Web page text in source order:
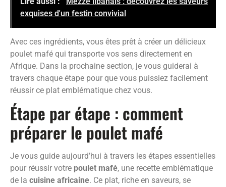
exquises d'un festin convivial
Avec ces ingrédients, vous êtes prêt à créer un délicieux
poulet mafé qui transporte vos sens directement en
Afrique. Dans la prochaine section, je vous guiderai à
travers chaque étape pour que vous puissiez facilement
réussir ce plat emblématique chez vous.
Étape par étape : comment
préparer le poulet mafé
Je vous guide aujourd’hui à travers les étapes essentielles
pour réussir votre poulet mafé, une recette emblématique
de la cuisine africaine. Ce plat, riche en saveurs, se